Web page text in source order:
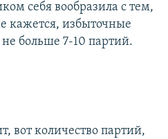
себя вообразила с тем,
кажется, избыточные
больше 7-10 партий.
вот количество партий,